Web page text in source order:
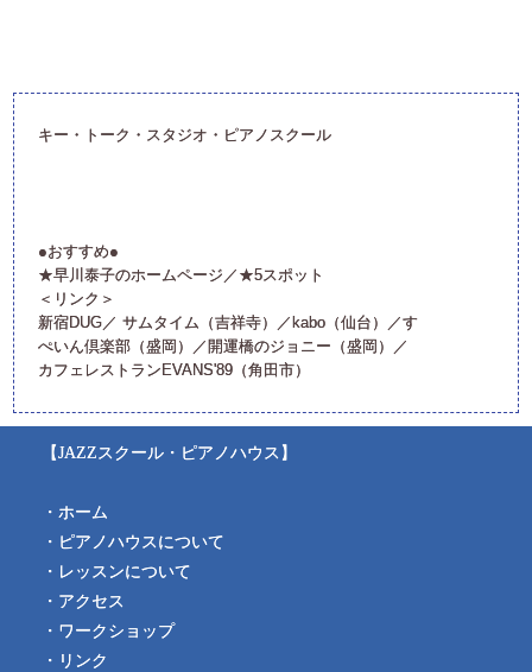
キー・トーク・スタジオ・ピアノスクール
●おすすめ●
★早川泰子のホームページ ／ ★5スポット
＜リンク＞
新宿DUG／サムタイム（吉祥寺） ／ kabo（仙台） ／す
ぺいん倶楽部（盛岡）
／ 開運橋のジョニー（盛岡）
／
カフェレストランEVANS'89（角田市）
【JAZZスクール・ピアノハウス】
・ホーム
・ピアノハウスについて
・レッスンについて
・アクセス
・ワークショップ
・リンク